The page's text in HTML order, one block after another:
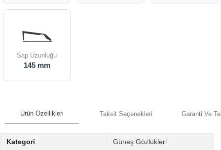
Sap Uzunluğu
145 mm
Ürün Özellikleri Taksit Seçenekleri Garanti Ve
Kategori Güneş Gözlükleri